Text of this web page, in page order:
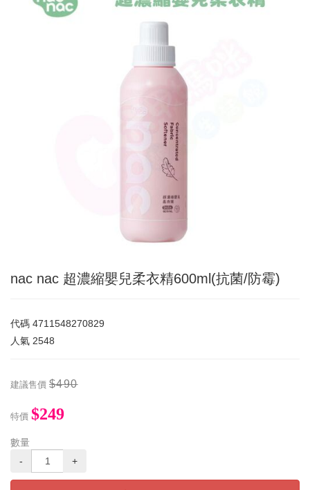
nac nac 超濃縮嬰兒柔衣精600ml(抗菌/防霉)
代碼 4711548270829
人氣 2548
建議售價 $490
特價 $249
數量
-
+